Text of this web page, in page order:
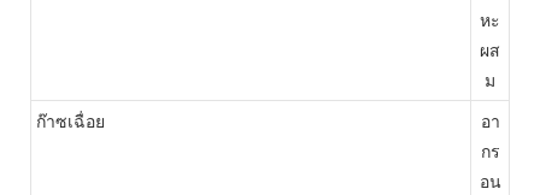
หะ
ผส
ม
ก๊าซเฉื่อย
อา
กร
อน